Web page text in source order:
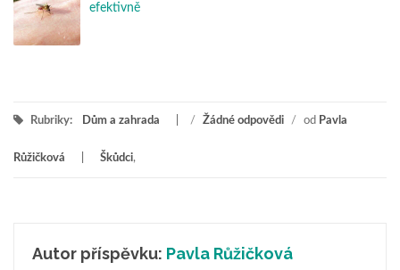
efektivně
Rubriky: Dům a zahrada / Žádné odpovědi / od Pavla
Růžičková Škůdci,
Autor příspěvku: Pavla Růžičková